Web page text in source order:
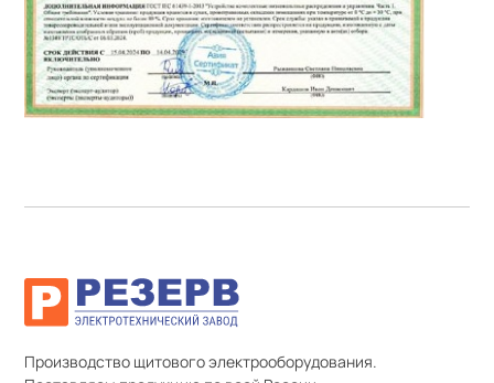
Производство щитового электрооборудования.